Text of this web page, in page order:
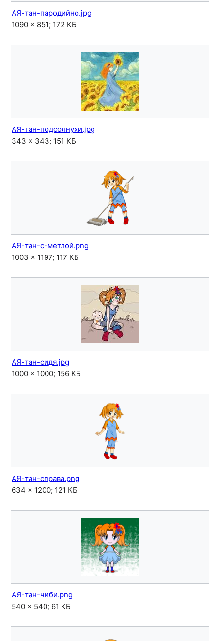
АЯ-тан-пародийно.jpg
1090 × 851; 172 КБ
АЯ-тан-подсолнухи.jpg
343 × 343; 151 КБ
АЯ-тан-с-метлой.png
1003 × 1197; 117 КБ
АЯ-тан-сидя.jpg
1000 × 1000; 156 КБ
АЯ-тан-справа.png
634 × 1200; 121 КБ
АЯ-тан-чиби.png
540 × 540; 61 КБ